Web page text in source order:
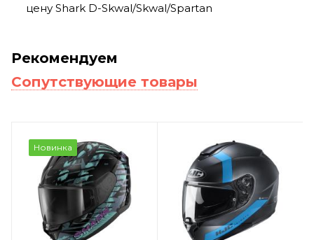
цену Shark D-Skwal/Skwal/Spartan
Рекомендуем
Сопутствующие товары
Новинка